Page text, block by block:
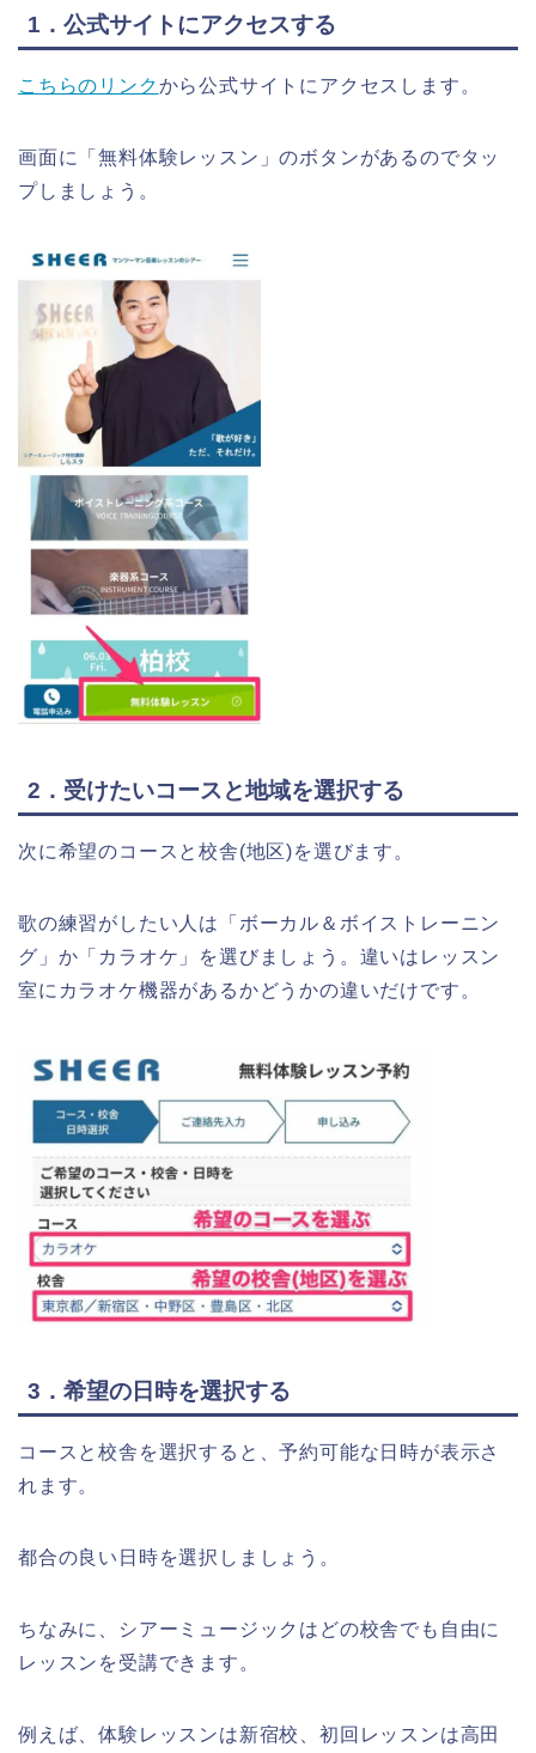
1．公式サイトにアクセスする
こちらのリンクから公式サイトにアクセスします。
画面に「無料体験レッスン」のボタンがあるのでタッ
プしましょう。
2．受けたいコースと地域を選択する
次に希望のコースと校舎(地区)を選びます。
歌の練習がしたい人は「ボーカル＆ボイストレーニン
グ」か「カラオケ」を選びましょう。違いはレッスン
室にカラオケ機器があるかどうかの違いだけです。
3．希望の日時を選択する
コースと校舎を選択すると、予約可能な日時が表示さ
れます。
都合の良い日時を選択しましょう。
ちなみに、シアーミュージックはどの校舎でも自由に
レッスンを受講できます。
例えば、体験レッスンは新宿校、初回レッスンは高田